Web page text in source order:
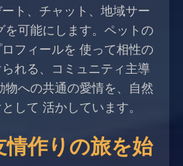
ト、チャット、地域サー
を可能にします。ペットの
フィールを 使って相性の
れる、コミュニティ主導
物への共通の愛情を、自然
して 活かしています。
情作りの旅を始